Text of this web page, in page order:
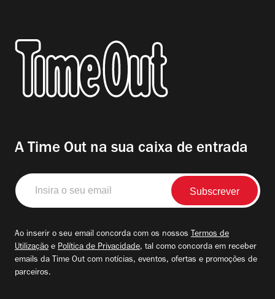
A Time Out na sua caixa de entrada
Insira
o
seu
Ao inserir o seu email concorda com os nossos Termos de
Utilização e Política de Privacidade, tal como concorda em receber
emails da Time Out com notícias, eventos, ofertas e promoções de
parceiros.